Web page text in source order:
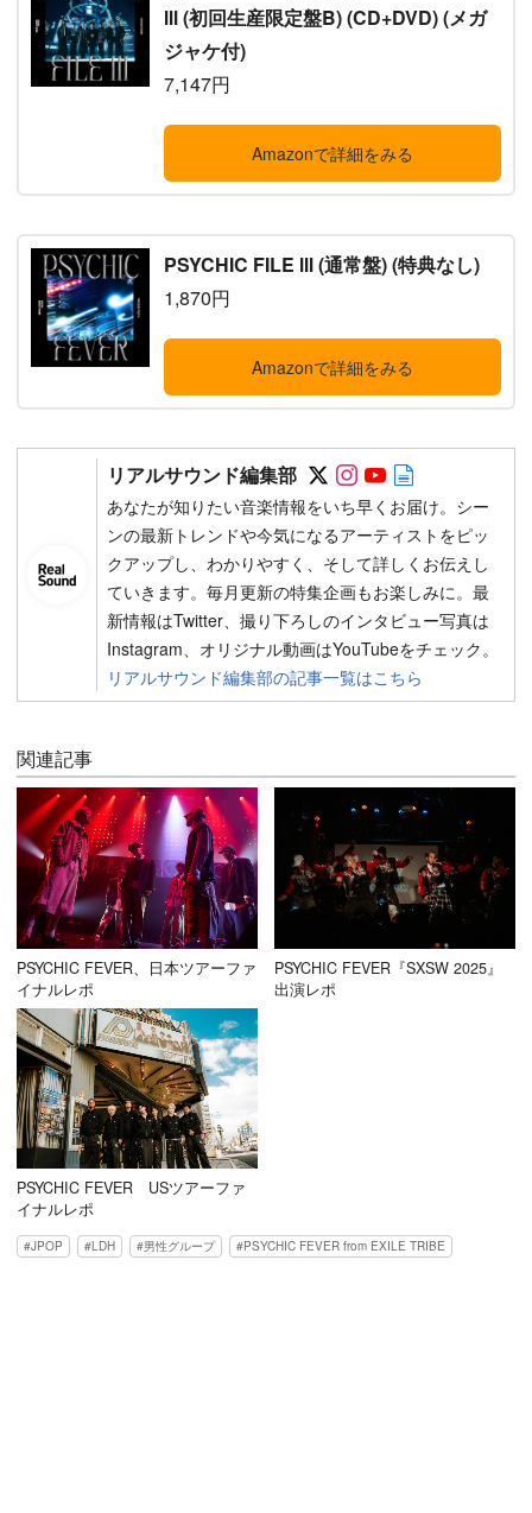
Ⅲ (初回生産限定盤B) (CD+DVD) (メガ
ジャケ付)
7,147円
Amazonで詳細をみる
PSYCHIC FILE Ⅲ (通常盤) (特典なし)
1,870円
Amazonで詳細をみる
リアルサウンド編集部 Follow on SNS
Follow on SNS
Follow on
あなたが知りたい音楽情報をいち早くお届け。シー
ンの最新トレンドや今気になるアーティストをピッ
クアップし、わかりやすく、そして詳しくお伝えし
ていきます。毎月更新の特集企画もお楽しみに。最
新情報はTwitter、撮り下ろしのインタビュー写真は
Instagram、オリジナル動画はYouTubeをチェック。
リアルサウンド編集部の記事一覧はこちら
関連記事
PSYCHIC FEVER、日本ツアーファ
イナルレポ
PSYCHIC FEVER『SXSW 2025』
出演レポ
PSYCHIC FEVER USツアーファ
イナルレポ
JPOP LDH 男性グループ PSYCHIC FEVER from EXILE TRIBE